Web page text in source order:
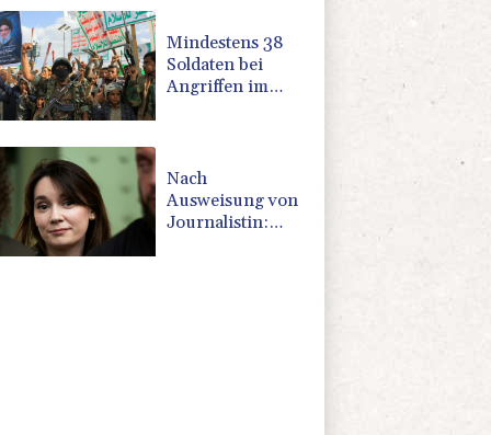
Mindestens 38
Soldaten bei
Angriffen im
Attacke
Nach
Ausweisung von
Journalistin: